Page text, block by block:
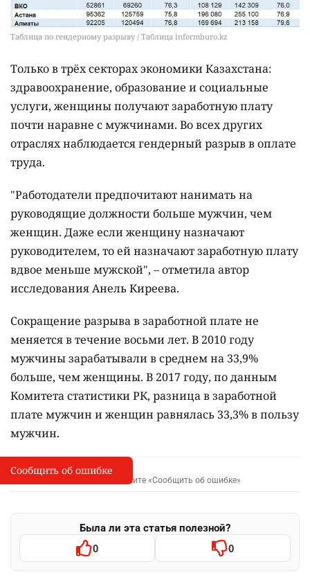
Таблица по гендерному разрыву / Таблица informburo.kz
Только в трёх секторах экономики Казахстана:
здравоохранение, образование и социальные
услуги, женщины получают заработную плату
почти наравне с мужчинами. Во всех других
отраслях наблюдается гендерный разрыв в оплате
труда.
"Работодатели предпочитают нанимать на
руководящие должности больше мужчин, чем
женщин. Даже если женщину назначают
руководителем, то ей назначают заработную плату
вдвое меньше мужской", – отметила автор
исследования Анель Киреева.
Сокращение разрыва в заработной плате не
меняется в течение восьми лет. В 2010 году
мужчины зарабатывали в среднем на 33,9%
больше, чем женщины. В 2017 году, по данным
Комитета статистики РК, разница в заработной
плате мужчин и женщин равнялась 33,3% в пользу
мужчин.
I
Сообщить об опечатке
Выделите фрагмент и нажмите «Сообщить об ошибке»
Была ли эта статья полезной?
0 0
Сообщить об ошибке